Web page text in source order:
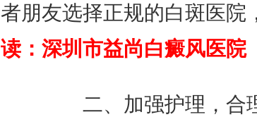
者朋友选择正规的白斑医院
读：深圳市益尚白癜风医院
二、加强护理，合